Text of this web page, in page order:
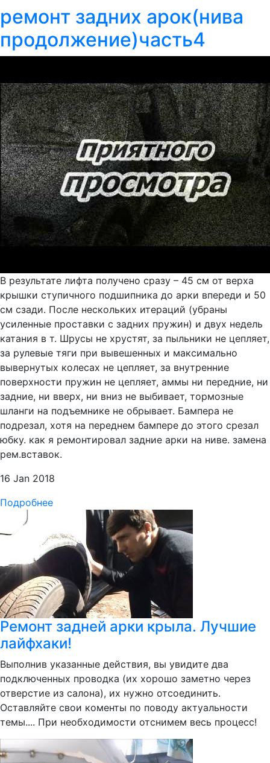
ремонт задних арок(нива
продолжение)часть4
В результате лифта получено сразу – 45 см от верха
крышки ступичного подшипника до арки впереди и 50
см сзади. После нескольких итераций (убраны
усиленные проставки с задних пружин) и двух недель
катания в т. Шрусы не хрустят, за пыльники не цепляет,
за рулевые тяги при вывешенных и максимально
вывернутых колесах не цепляет, за внутренние
поверхности пружин не цепляет, аммы ни передние, ни
задние, ни вверх, ни вниз не выбивает, тормозные
шланги на подъемнике не обрывает. Бампера не
подрезал, хотя на переднем бампере до этого срезал
юбку. как я ремонтировал задние арки на ниве. замена
рем.вставок.
16 Jan 2018
Подробнее
Ремонт задней арки крыла. Лучшие
лайфхаки!
Выполнив указанные действия, вы увидите два
подключенных проводка (их хорошо заметно через
отверстие из салона), их нужно отсоединить.
Оставляйте свои коменты по поводу актуальности
темы.... При необходимости отснимем весь процесс!